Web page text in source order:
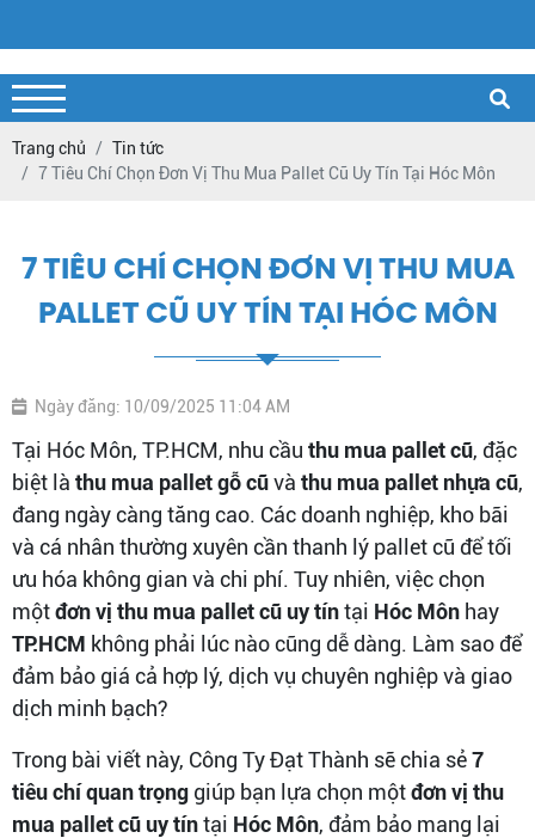
Trang chủ
Tin tức
7 Tiêu Chí Chọn Đơn Vị Thu Mua Pallet Cũ Uy Tín Tại Hóc Môn
7 TIÊU CHÍ CHỌN ĐƠN VỊ THU MUA
PALLET CŨ UY TÍN TẠI HÓC MÔN
Ngày đăng: 10/09/2025 11:04 AM
Tại Hóc Môn, TP.HCM, nhu cầu thu mua pallet cũ, đặc
biệt là thu mua pallet gỗ cũvà thu mua pallet nhựa cũ,
đang ngày càng tăng cao. Các doanh nghiệp, kho bãi
và cá nhân thường xuyên cần thanh lý pallet cũ để tối
ưu hóa không gian và chi phí. Tuy nhiên, việc chọn
mộtđơn vị thu mua pallet cũ uy tíntại Hóc Môn hay
TP.HCM không phải lúc nào cũng dễ dàng. Làm sao để
đảm bảo giá cả hợp lý, dịch vụ chuyên nghiệp và giao
dịch minh bạch?
Trong bài viết này, Công Ty Đạt Thành sẽ chia sẻ7
tiêu chí quan trọng giúp bạn lựa chọn mộtđơn vị thu
mua pallet cũ uy tíntại Hóc Môn, đảm bảo mang lại